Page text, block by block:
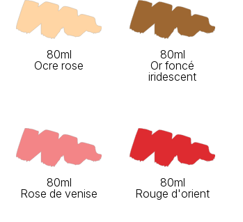
80ml
Ocre rose
80ml
Or foncé
iridescent
80ml
Rose de venise
80ml
Rouge d'orient